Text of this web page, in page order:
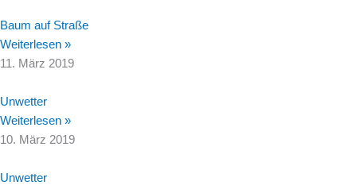
Baum auf Straße
Weiterlesen »
11. März 2019
Unwetter
Weiterlesen »
10. März 2019
Unwetter